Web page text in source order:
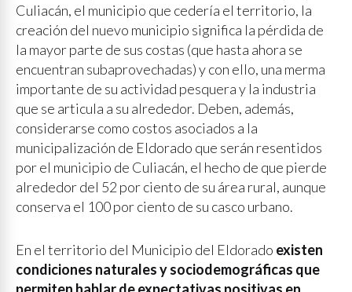
Culiacán, el municipio que cedería el territorio, la
creación del nuevo municipio significa la pérdida de
la mayor parte de sus costas (que hasta ahora se
encuentran subaprovechadas) y con ello, una merma
importante de su actividad pesquera y la industria
que se articula a su alrededor. Deben, además,
considerarse como costos asociados a la
municipalización de Eldorado que serán resentidos
por el municipio de Culiacán, el hecho de que pierde
alrededor del 52 por ciento de su área rural, aunque
conserva el 100 por ciento de su casco urbano.
En el territorio del Municipio del Eldorado existen
condiciones naturales y sociodemográficas que